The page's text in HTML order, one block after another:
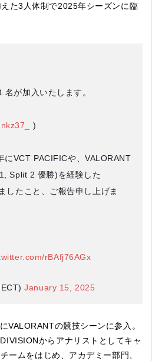
た3人体制で2025年シーズンに臨
が加入いたします。
)
にVCT PACIFICや、VALORANT
Split 2 優勝)を経験した
したこと、ご報告申し上げま
rBAfj76AGx
January 15, 2025
VALORANTの競技シーンに参入。
からアナリストとしてキャ
ームをはじめ、アカデミー部門、